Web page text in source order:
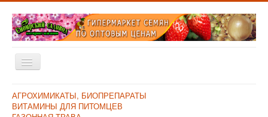
Включить/
выключить
Главная
Каталог
АГРОХИМИКАТЫ, БИОПРЕПАРАТЫ
ВИТАМИНЫ ДЛЯ ПИТОМЦЕВ